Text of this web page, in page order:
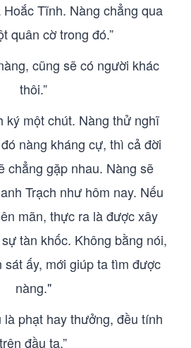
Tĩnh. Nàng chẳng qua
quân cờ trong đó.”
cũng sẽ có người khác
thôi.”
ký một chút. Nàng thử nghĩ
nàng kháng cự, thì cả đời
chẳng gặp nhau. Nàng sẽ
Trạch như hôm nay. Nếu
mãn, thực ra là được xây
tàn khốc. Không bằng nói,
ấy, mới giúp ta tìm được
nàng."
là phạt hay thưởng, đều tính
trên đầu ta.”